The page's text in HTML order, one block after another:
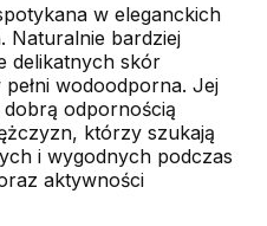
w eleganckich
Naturalnie bardziej
delikatnych skór
wodoodporna. Jej
odpornością
którzy szukają
i wygodnych podczas
aktywności